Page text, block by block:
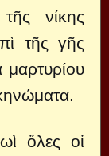
νίκης
τῆς γῆς
μαρτυρίου
ὅλες οἱ